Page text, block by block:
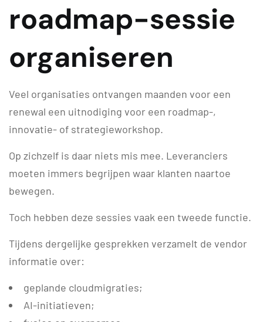
roadmap-sessie
organiseren
Veel organisaties ontvangen maanden voor een
renewal een uitnodiging voor een roadmap-,
innovatie- of strategieworkshop.
Op zichzelf is daar niets mis mee. Leveranciers
moeten immers begrijpen waar klanten naartoe
bewegen.
Toch hebben deze sessies vaak een tweede functie.
Tijdens dergelijke gesprekken verzamelt de vendor
informatie over:
geplande cloudmigraties;
AI-initiatieven;